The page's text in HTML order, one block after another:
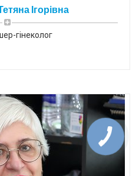
Ігорівна
гінеколог